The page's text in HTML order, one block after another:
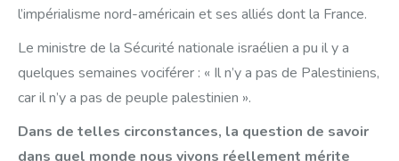
l’impérialisme nord-américain et ses alliés dont la France.
Le ministre de la Sécurité nationale israélien a pu il y a
quelques semaines vociférer : « Il n’y a pas de Palestiniens,
car il n’y a pas de peuple palestinien ».
Dans de telles circonstances, la question de savoir
dans quel monde nous vivons réellement mérite